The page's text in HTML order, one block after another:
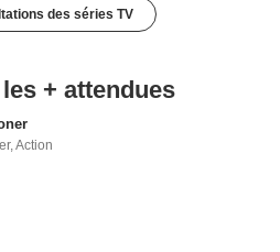
des séries TV
+ attendues
,Action